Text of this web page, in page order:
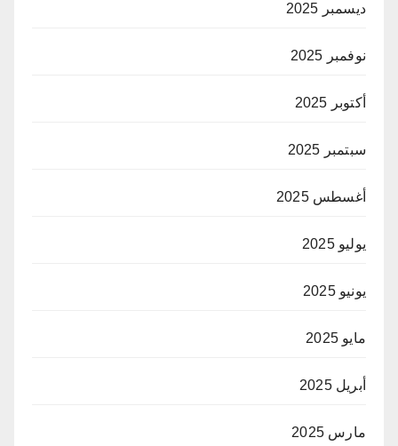
ديسمبر 2025
نوفمبر 2025
أكتوبر 2025
سبتمبر 2025
أغسطس 2025
يوليو 2025
يونيو 2025
مايو 2025
أبريل 2025
مارس 2025